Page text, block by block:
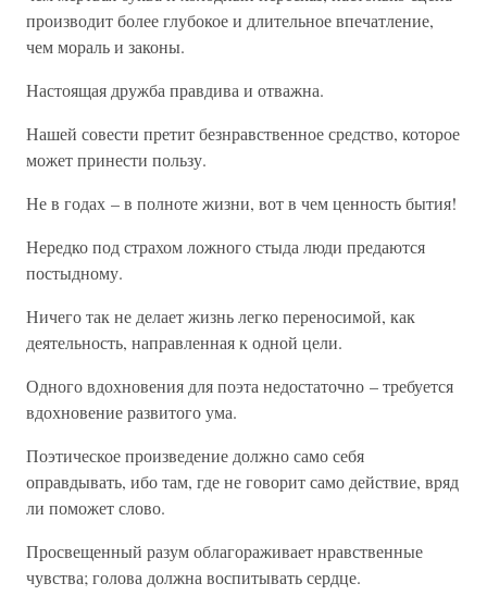
производит более глубокое и длительное впечатление,
чем мораль и законы.
Настоящая дружба правдива и отважна.
Нашей совести претит безнравственное средство, которое
может принести пользу.
Не в годах – в полноте жизни, вот в чем ценность бытия!
Нередко под страхом ложного стыда люди предаются
постыдному.
Ничего так не делает жизнь легко переносимой, как
деятельность, направленная к одной цели.
Одного вдохновения для поэта недостаточно – требуется
вдохновение развитого ума.
Поэтическое произведение должно само себя
оправдывать, ибо там, где не говорит само действие, вряд
ли поможет слово.
Просвещенный разум облагораживает нравственные
чувства; голова должна воспитывать сердце.